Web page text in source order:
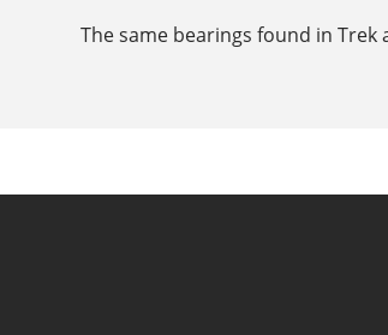
The same bearings found in Trek